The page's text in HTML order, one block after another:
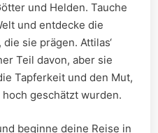
und Helden. Tauche
und entdecke die
sie prägen.⁢ Attilas‘
Teil davon,⁢ aber sie
Tapferkeit und den ⁣Mut,
geschätzt wurden.
beginne deine Reise in